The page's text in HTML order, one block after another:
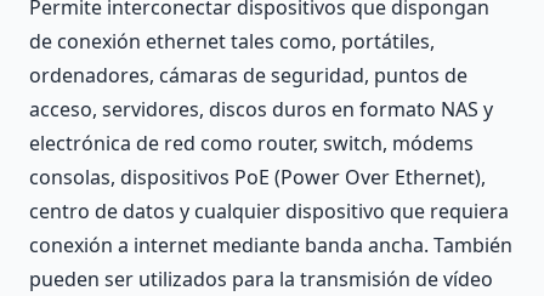
Permite interconectar dispositivos que dispongan
de conexión ethernet tales como, portátiles,
ordenadores, cámaras de seguridad, puntos de
acceso, servidores, discos duros en formato NAS y
electrónica de red como router, switch, módems
consolas, dispositivos PoE (Power Over Ethernet),
centro de datos y cualquier dispositivo que requiera
conexión a internet mediante banda ancha. También
pueden ser utilizados para la transmisión de vídeo